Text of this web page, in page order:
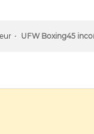
UFW Boxing45